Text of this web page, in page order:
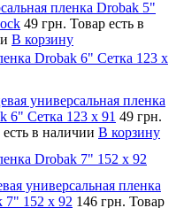
пленка Drobak 5"
49 грн. Товар есть в
В корзину
Drobak 6" Сетка 123 х
универсальная пленка
6" Сетка 123 х 91 49 грн.
в наличии В корзину
Drobak 7" 152 x 92
универсальная пленка
7" 152 x 92 146 грн. Товар